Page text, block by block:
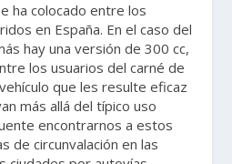
ha colocado entre los
en España. En el caso del
hay una versión de 300 cc,
los usuarios del carné de
que les resulte eficaz
más allá del típico uso
encontrarnos a estos
de circunvalación en las